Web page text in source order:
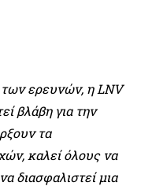
των ερευνών, η LNV
βλάβη για την
τα
καλεί όλους να
διασφαλιστεί μια